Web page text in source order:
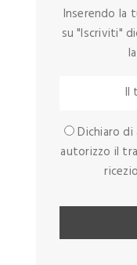
Inserendo la
su "Iscriviti"
Dichiaro
autorizzo il